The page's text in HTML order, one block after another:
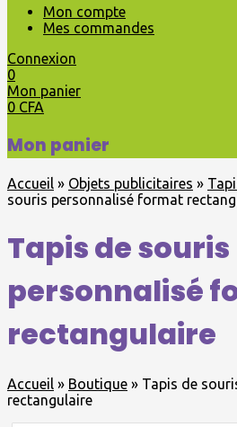
Mon compte
Mes commandes
Connexion
0
Mon panier
0 CFA
Mon panier
Accueil » Objets publicitaires »
souris personnalisé format
Tapis de souris
personnalisé
rectangulaire
Accueil » Boutique » Tapis de
rectangulaire